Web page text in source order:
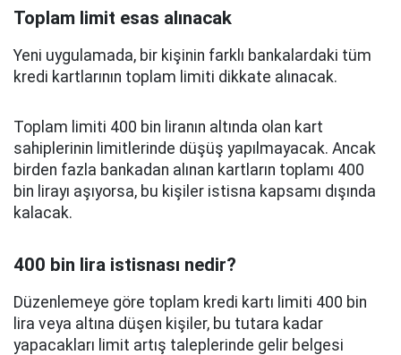
Toplam limit esas alınacak
Yeni uygulamada, bir kişinin farklı bankalardaki tüm
kredi kartlarının toplam limiti dikkate alınacak.
Toplam limiti 400 bin liranın altında olan kart
sahiplerinin limitlerinde düşüş yapılmayacak. Ancak
birden fazla bankadan alınan kartların toplamı 400
bin lirayı aşıyorsa, bu kişiler istisna kapsamı dışında
kalacak.
400 bin lira istisnası nedir?
Düzenlemeye göre toplam kredi kartı limiti 400 bin
lira veya altına düşen kişiler, bu tutara kadar
yapacakları limit artış taleplerinde gelir belgesi